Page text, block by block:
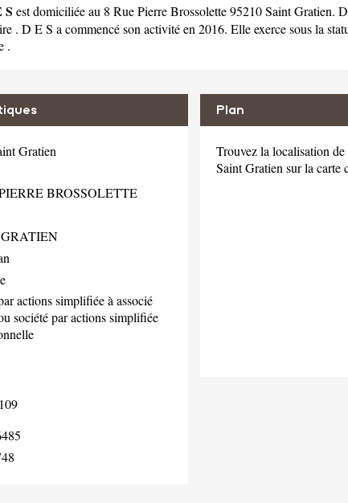
S est domiciliée au 8 Rue Pierre Brossolette 95210 Saint Gratien.
D E S a commencé son activité en 2016. Elle exerce sous la
.
Gratien
BROSSOLETTE
actions simplifiée à associé
société par actions simplifiée
Plan
Trouvez la localisation
Saint Gratien sur la carte